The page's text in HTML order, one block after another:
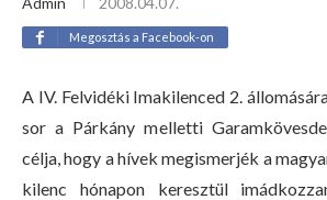
Megosztás a Facebook-on
A IV. Felvidéki Imakilenced 2.
sor a Párkány melletti
célja, hogy a hívek megismerjék a
kilenc hónapon keresztül